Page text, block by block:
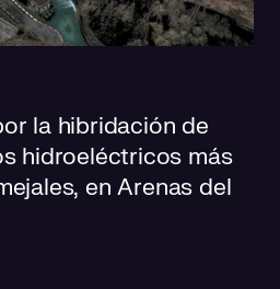
la hibridación de
hidroeléctricos más
en Arenas del